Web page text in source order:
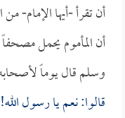
أن تقرأ -أيها
أن المأموم يحمل مصحفاً
وسلم قال يوماً
قالوا: نعم يا رسول